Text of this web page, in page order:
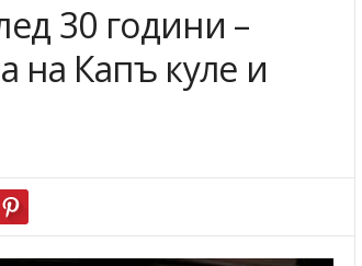
30 години –
на Капъ куле и